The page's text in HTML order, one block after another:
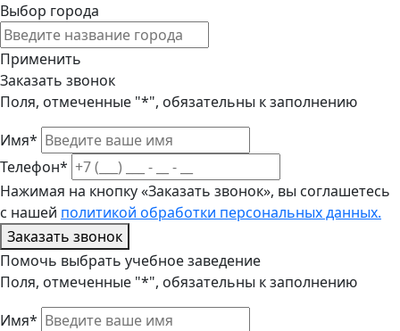
Выбор города
Применить
Заказать звонок
Поля, отмеченные "*", обязательны к заполнению
Имя*
Телефон*
Нажимая на кнопку «Заказать звонок», вы соглашетесь
с нашей политикой обработки персональных данных.
Заказать звонок
Помочь выбрать учебное заведение
Поля, отмеченные "*", обязательны к заполнению
Имя*